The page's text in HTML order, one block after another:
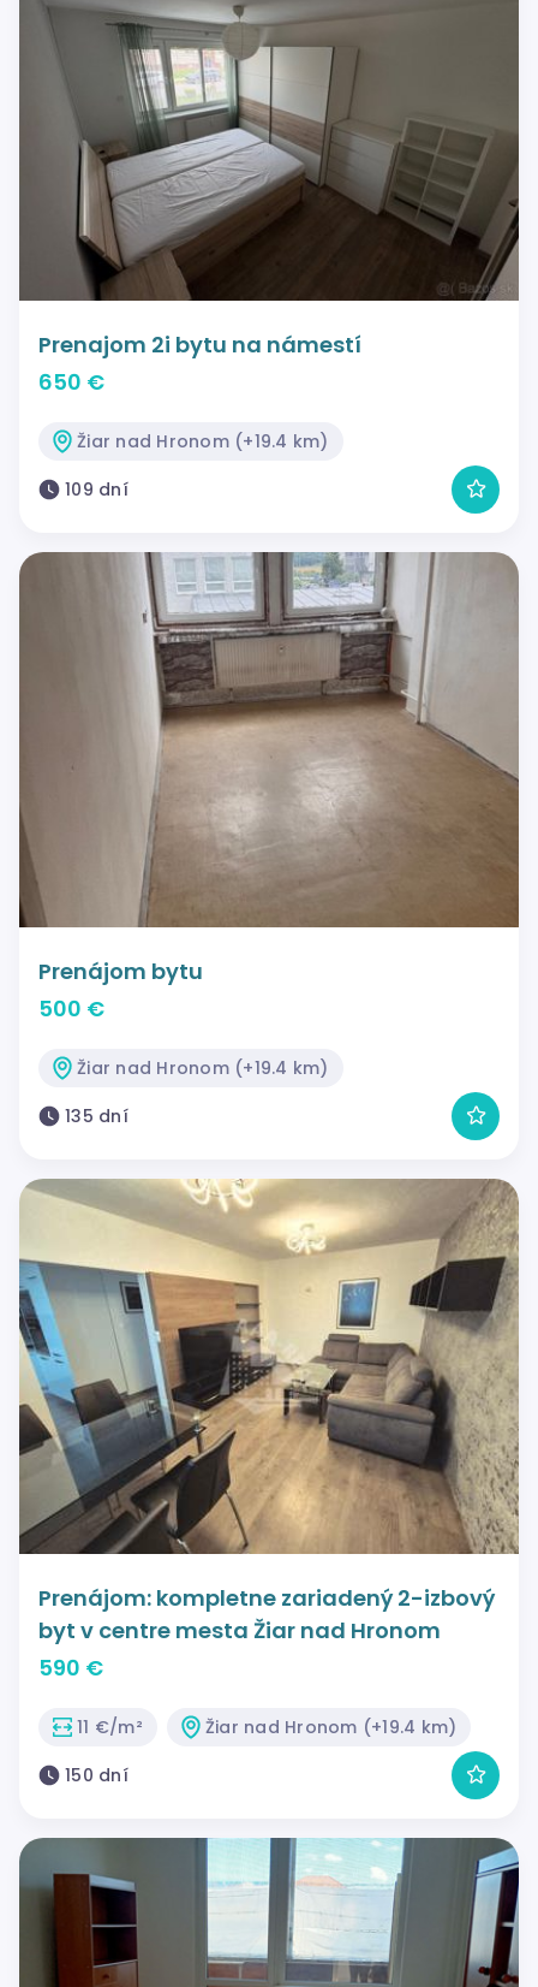
Prenajom 2i bytu na námestí
650 €
Žiar nad Hronom (+19.4 km)
109 dní
Prenájom bytu
500 €
Žiar nad Hronom (+19.4 km)
135 dní
Prenájom: kompletne zariadený 2-izbový
byt v centre mesta Žiar nad Hronom
590 €
11 €/m²
Žiar nad Hronom (+19.4 km)
150 dní